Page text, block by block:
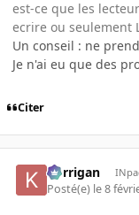
est-ce que les
ecrire ou seulement
Un conseil : ne
Je n'ai eu que des
Citer
korrigan
Posté(e) le 8